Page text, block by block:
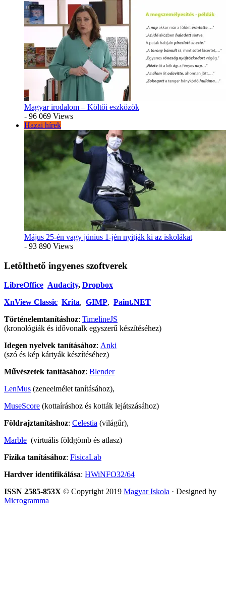
Magyar irodalom – Költői eszközök
- 96 069 Views
Hazai hírek
Május 25-én vagy június 1-jén nyitják ki az iskolákat
- 93 890 Views
Letölthető ingyenes szoftverek
LibreOffice Audacity, Dropbox
XnView Classic Krita, GIMP, Paint.NET
Történelemtanításhoz: TimelineJS
(kronológiák és idővonalk egyszerű készítéséhez)
Idegen nyelvek tanításához: Anki
(szó és kép kártyák készítéséhez)
Művészetek tanításához: Blender
LenMus (zeneelmélet tanításához),
MuseScore (kottaíráshoz és kották lejátszásához)
Földrajztanításhoz: Celestia (világűr),
Marble (virtuális földgömb és atlasz)
Fizika tanításához: FisicaLab
Hardver identifikálása: HWiNFO32/64
ISSN 2585-853X © Copyright 2019 Magyar Iskola · Designed by
Microgramma